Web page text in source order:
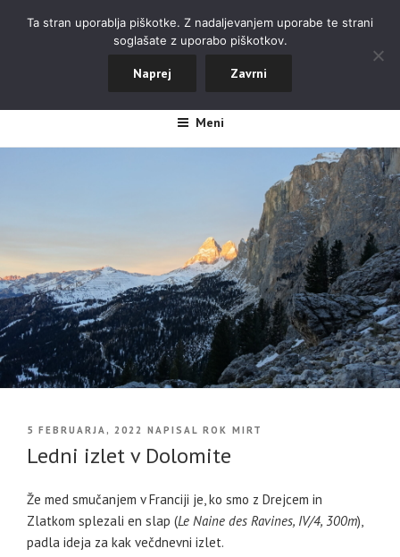
ALPINISTIČNI ODSEK NOVA
Meni
OBJAVLJENO
5 FEBRUARJA, 2022 NAPISAL ROK MIRT
Ledni izlet v Dolomite
Že med smučanjem v Franciji je, ko smo z Drejcem in
Zlatkom splezali en slap (Le Naine des Ravines, IV/4, 300m),
padla ideja za kak večdnevni izlet.
Ta stran uporablja piškotke. Z nadaljevanjem uporabe te strani
soglašate z uporabo piškotkov.
Naprej Zavrni